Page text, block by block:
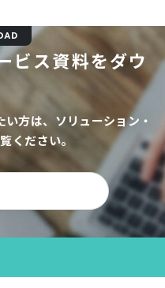
ビス資料をダウ
方は、ソリューション・
ください。